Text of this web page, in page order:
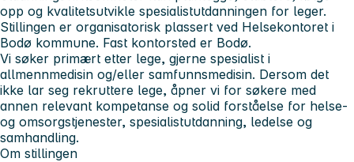
opp og kvalitetsutvikle spesialistutdanningen for leger.
Stillingen er organisatorisk plassert ved Helsekontoret i
Bodø kommune. Fast kontorsted er Bodø.
Vi søker primært etter lege, gjerne spesialist i
allmennmedisin og/eller samfunnsmedisin. Dersom det
ikke lar seg rekruttere lege, åpner vi for søkere med
annen relevant kompetanse og solid forståelse for helse-
og omsorgstjenester, spesialistutdanning, ledelse og
samhandling.
Om stillingen